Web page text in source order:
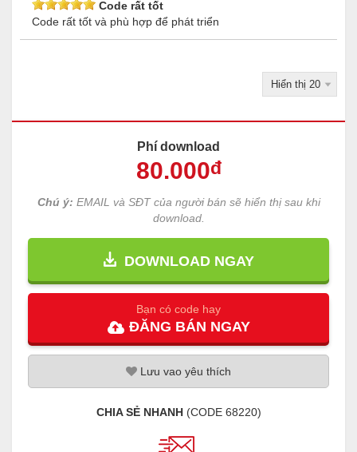
Code rất tốt
Code rất tốt và phù hợp để phát triển
Phí download
80.000đ
Chú ý: EMAIL và SĐT của người bán sẽ hiển thị sau khi
download.
DOWNLOAD NGAY
Bạn có code hay
ĐĂNG BÁN NGAY
Lưu vao yêu thích
CHIA SẺ NHANH(CODE 68220)